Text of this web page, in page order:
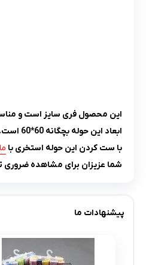
این محصول فری سایز است و مناسب کودکان 2
ابعاد این حوله بچگانه 60*60 است.
با ست کردن این حوله استخری با
شما عزیزان برای مشاهده ضروری
پیشنهادات ما